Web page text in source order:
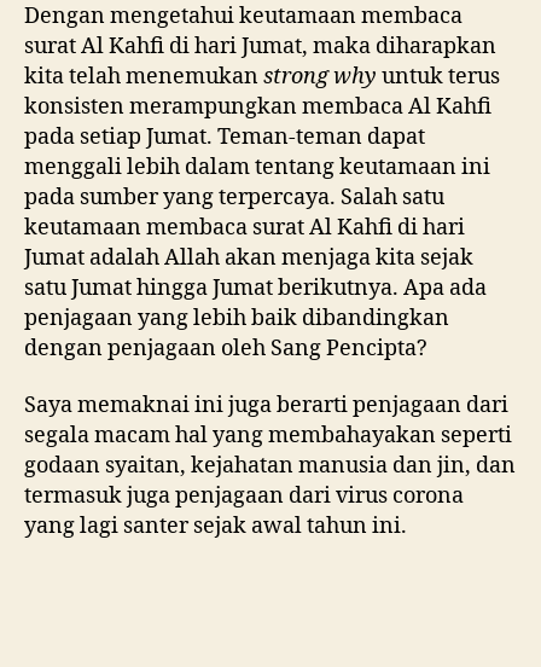
Dengan mengetahui keutamaan membaca
surat Al Kahfi di hari Jumat, maka diharapkan
kita telah menemukanstrong why untuk terus
konsisten merampungkan membaca Al Kahfi
pada setiap Jumat. Teman-teman dapat
menggali lebih dalam tentang keutamaan ini
pada sumber yang terpercaya. Salah satu
keutamaan membaca surat Al Kahfi di hari
Jumat adalah Allah akan menjaga kita sejak
satu Jumat hingga Jumat berikutnya. Apa ada
penjagaan yang lebih baik dibandingkan
dengan penjagaan oleh Sang Pencipta?
Saya memaknai ini juga berarti penjagaan dari
segala macam hal yang membahayakan seperti
godaan syaitan, kejahatan manusia dan jin, dan
termasuk juga penjagaan dari virus corona
yang lagi santer sejak awal tahun ini.